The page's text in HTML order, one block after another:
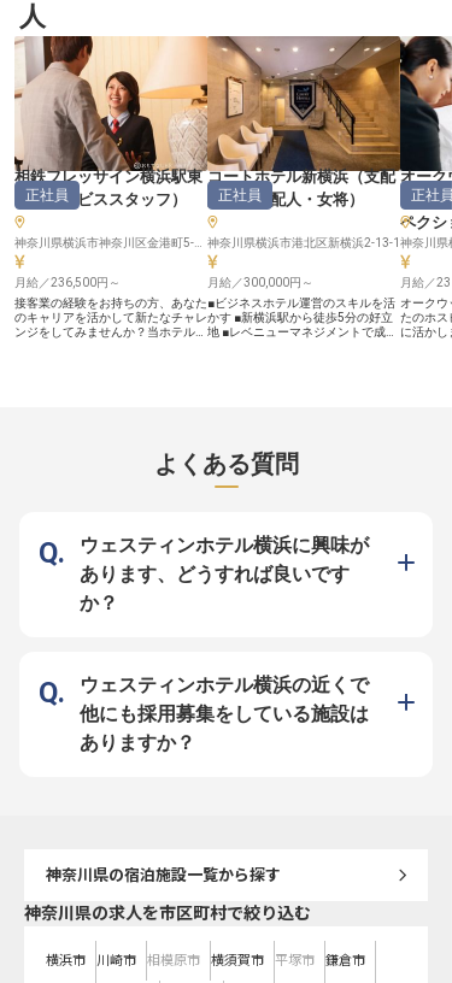
れている古民家をフルリノベーショ
ンした宿です。※この求人は2022年
3月11日時点の情報です
で、鉄板焼きの経験を活かしなが
ら、鎌倉ならではの「食」を通じた
おもてなしをご提供いただきます。
★ 食材管理や発注業務も担当して
いただくため、調理の腕だけでな
く、マネジメント力も身につきま
す！ ーー【あなたの「おいしい」
がゲストの思い出になる職場】 朝
食からディナーまで、多彩なシーン
で活躍できるのが魅力です◎ シフ
ト制で、朝の部（6:00～15:00）と
夜の部（11:00～22:00）があり、
ライフスタイルに合わせた働き方が
可能です。メニュー開発にも携わる
ことができるので、あなたのアイデ
アや創造力を存分に発揮できる環境
です！★ また、接客も担当するた
め、ゲストの喜ぶ顔を直接見られる
やりがいがあります。鎌倉という観
光地で働くチャンスと、寮・社宅の
ご相談も可能ですので、遠方からの
月27日時
人
相鉄フレッサイン横浜駅東
口（サービススタッフ ）
正社員
月給／236,500円～
接客業の経験をお持ちの方、あなた
のキャリアを活かして新たなチャレ
ンジをしてみませんか？当ホテルで
としてご利用いただいています。※
この求人は2024年1月18日時点の
コートホテル新横浜（支配
人・副支配人・女将）
正社員
神奈川県横浜市港北区新横浜2-13-1
月給／300,000円～
■ビジネスホテル運営のスキルを活
かす ■新横浜駅から徒歩5分の好立
地 ■レベニューマネジメントで成長
り添ったサービスを大切にしていま
す。副支配人として、快適な空間づ
くりとスタッフの育成を通じて、心
験と英語力を活かし、国内外のお客
様に喜ばれるホテル運営にぜひご参
画ください。 ーー【あなたのホテ
ルキャリアが輝く成長環境】 副支
できるやりがいのあるポジションで
す。ビジネスホテルでの経験を活か
しながら、The Court株式会社のホ
スピタリティの精神を体現するリー
オーク
（ハウ
ペクシ
正社員
月給／
オークウ
たのホス
に活か
よくある質問
ウェスティンホテル横浜に興味が
あります、どうすれば良いです
か？
ウェスティンホテル横浜の近くで
他にも採用募集をしている施設は
ありますか？
神奈川県の宿泊施設一覧から探す
神奈川県の求人を市区町村で絞り込む
横浜市 川崎市 相模原市 横須賀市 平塚市 鎌倉市